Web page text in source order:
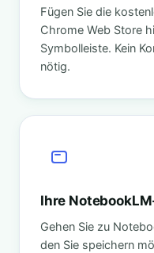
Fügen Sie die
Chrome Web Store
Symbolleiste. Kein
nötig.
Ihre
Gehen Sie zu
den Sie speichern